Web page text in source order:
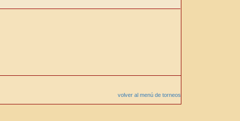
volver al menú de torneos